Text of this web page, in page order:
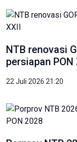
NTB renovasi
persiapan PON
22 Juli 2026 21:20